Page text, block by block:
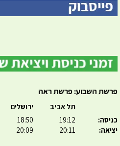
פרשת השבוע: פרשת ראה
כניסה:
יציאה:
תל אביב
19:12
20:11
ירושלים
18:50
20:09